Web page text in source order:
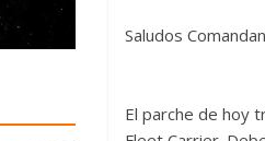
Saludos
El parche de hoy